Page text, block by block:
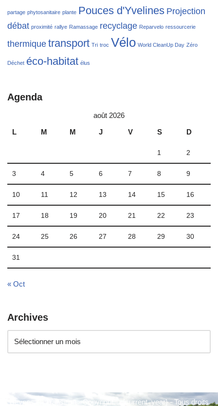
partage phytosanitaire plante Pouces d'Yvelines Projection
débat proximité rallye Ramassage recyclage Reparvelo ressourcerie
thermique transport Tri troc Vélo World CleanUp Day Zéro
Déchet éco-habitat élus
Agenda
août 2026
L
M M J V S D
1 2
3 4 5 6 7 8 9
10 11 12 13 14 15 16
17 18 19 20 21 22 23
24 25 26 27 28 29 30
31
« Oct
Archives
Beynes en Transition - Copyright © {current_year} - Tous droits